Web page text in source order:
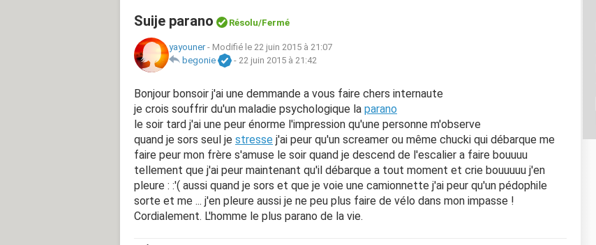
Suije parano Résolu/Fermé
yayouner- Modifié le 22 juin 2015 à 21:07
begonie
- 22 juin 2015 à 21:42
Bonjour bonsoir j'ai une demmande a vous faire chers internaute
je crois souffrir du'un maladie psychologique la parano
le soir tard j'ai une peur énorme l'impression qu'une personne m'observe
quand je sors seul je stresse j'ai peur qu'un screamer ou même chucki qui débarque me
faire peur mon frère s'amuse le soir quand je descend de l'escalier a faire bouuuu
tellement que j'ai peur maintenant qu'il débarque a tout moment et crie bouuuuu j'en
pleure : :'( aussi quand je sors et que je voie une camionnette j'ai peur qu'un pédophile
sorte et me ... j'en pleure aussi je ne peu plus faire de vélo dans mon impasse !
Cordialement. L'homme le plus parano de la vie.